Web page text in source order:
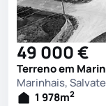
49 000 €
Terreno em
Marinhais,
1 978m2